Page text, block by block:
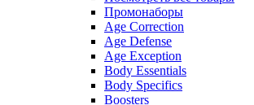
Промонаборы
Age Correction
Age Defense
Age Exception
Body Essentials
Body Specifics
Boosters